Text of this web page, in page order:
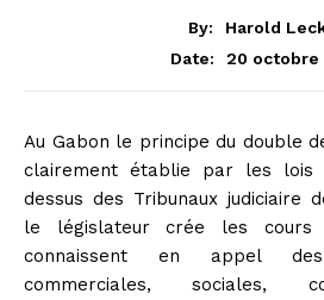
By:
Harold
Date:
20 octobre
Au Gabon le principe du double
clairement établie par les lois
dessus des Tribunaux judiciaire
le législateur crée les cours
connaissent en appel
commerciales, sociales,